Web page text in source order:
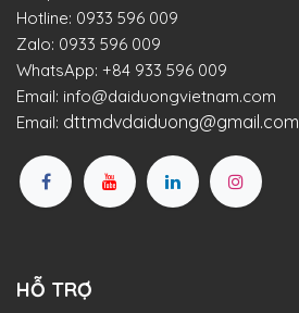
Hotline: 0933 596 009
Zalo: 0933 596 009
WhatsApp: +84 933 596 009
Email: info@daiduongvietnam.com
Email: dttmdvdaiduong@gmail.com
HỖ TRỢ